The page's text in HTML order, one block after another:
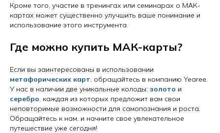
Кроме того, участие в тренингах или семинарах о МАК-
картах может существенно улучшить ваше понимание и
использование этого инструмента.
Где можно купить МАК-карты?
Если вы заинтересованы в использовании
метафорических карт, обращайтесь в компанию Yearee.
У нас в наличии две уникальные колоды: золото и
серебро, каждая из которых предложит вам свои
неповторимые возможности для самопознания и роста.
Обращайтесь к нам, и начните свое увлекательное
путешествие уже сегодня!